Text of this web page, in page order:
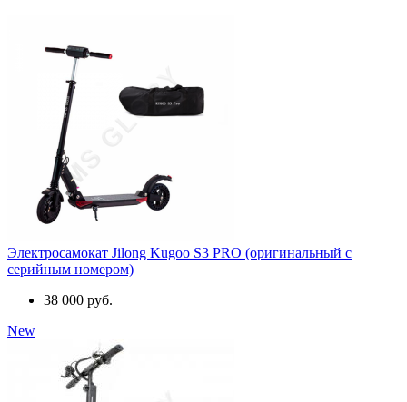
Электросамокат Jilong Kugoo S3 PRO (оригинальный с
серийным номером)
38 000 руб.
New